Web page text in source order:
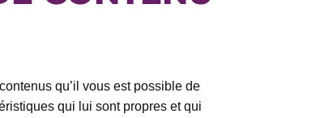
qu’il vous est possible de
qui lui sont propres et qui